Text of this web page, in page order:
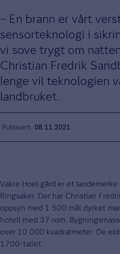
– En brann er vårt
sensorteknologi i
vi sove trygt om
Christian Fredrik
lenge vil teknologien
landbruket.
Publisert 08.11.2021
Vakre Hoel gård er et landemerke
Ringsaker. Der har Christian
oppsyn med 1 500 mål dyrket
hotell med 37 rom.
over 10 000 kvadratmeter. De
1700-tallet.